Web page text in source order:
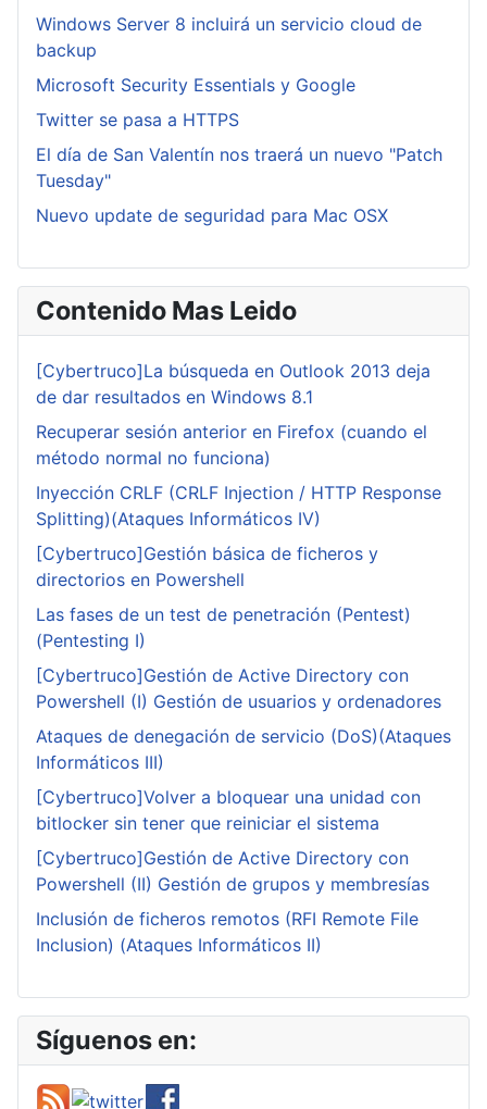
Windows Server 8 incluirá un servicio cloud de
backup
Microsoft Security Essentials y Google
Twitter se pasa a HTTPS
El día de San Valentín nos traerá un nuevo "Patch
Tuesday"
Nuevo update de seguridad para Mac OSX
Contenido Mas Leido
[Cybertruco]La búsqueda en Outlook 2013 deja
de dar resultados en Windows 8.1
Recuperar sesión anterior en Firefox (cuando el
método normal no funciona)
Inyección CRLF (CRLF Injection / HTTP Response
Splitting)(Ataques Informáticos IV)
[Cybertruco]Gestión básica de ficheros y
directorios en Powershell
Las fases de un test de penetración (Pentest)
(Pentesting I)
[Cybertruco]Gestión de Active Directory con
Powershell (I) Gestión de usuarios y ordenadores
Ataques de denegación de servicio (DoS)(Ataques
Informáticos III)
[Cybertruco]Volver a bloquear una unidad con
bitlocker sin tener que reiniciar el sistema
[Cybertruco]Gestión de Active Directory con
Powershell (II) Gestión de grupos y membresías
Inclusión de ficheros remotos (RFI Remote File
Inclusion) (Ataques Informáticos II)
Síguenos en: